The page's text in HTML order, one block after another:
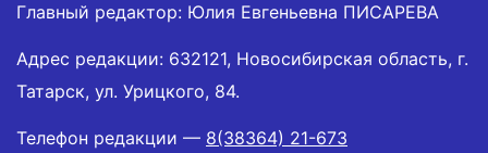
Главный редактор: Юлия Евгеньевна ПИСАРЕВА
Адрес редакции: 632121, Новосибирская область, г.
Татарск, ул. Урицкого, 84.
Телефон редакции — 8(38364) 21-673